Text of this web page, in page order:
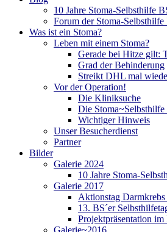
10 Jahre Stoma-Selbsthilfe
Forum der Stoma-Selbsthilfe
Was ist ein Stoma?
Leben mit einem Stoma?
Gerade bei Hitze gilt:
Grad der Behinderung
Streikt DHL mal
Vor der Operation!
Die Kliniksuche
Die
Wichtiger Hinweis
Unser Besucherdienst
Partner
Bilder
Galerie 2024
10 Jahre Stoma-
Galerie 2017
Aktionstag
13. BS´er
Projektpräsentation
Galerie~2016